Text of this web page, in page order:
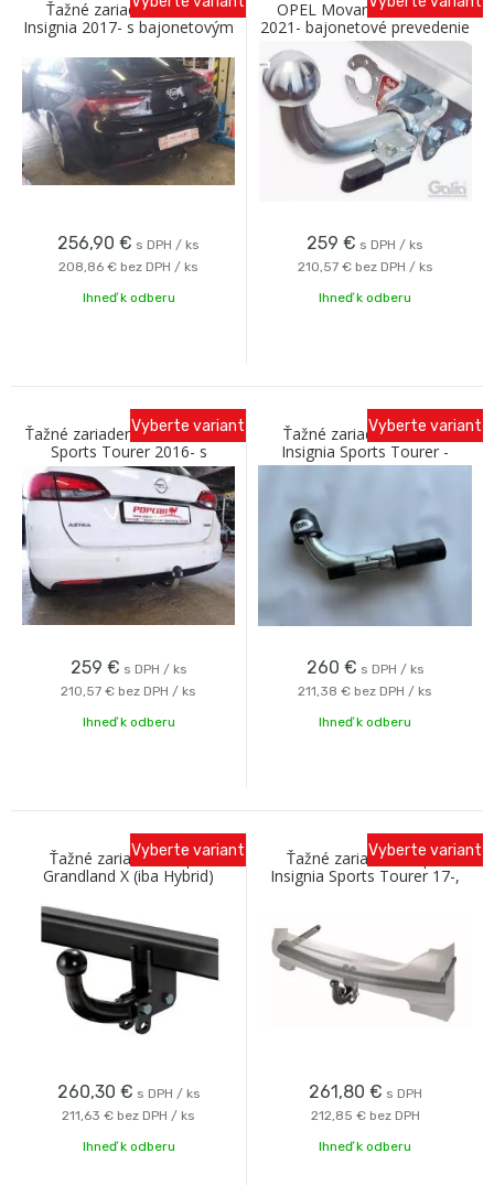
Ťažné zariadenie OPEL
Insignia 2017- s bajonetovým
odnímaním C Galia
256,90 € s DPH / ks
208,86 € bez DPH / ks
Ihneď k odberu
OPEL Movano, dodávka,
2021- bajonetové prevedenie
C
259 € s DPH / ks
210,57 € bez DPH / ks
Ihneď k odberu
Ťažné zariadenie OPEL Astra
Sports Tourer 2016- s
bajonetovým odnímaním C
259 € s DPH / ks
210,57 € bez DPH / ks
Vyberte variant
Ihneď k odberu
Ťažné zariadenie OPEL
Insignia Sports Tourer -
kombi 2017- s bajonetovým
260 € s DPH / ks
211,38 € bez DPH / ks
Vyberte variant
Ihneď k odberu
Ťažné zariadenie Opel
Grandland X (iba Hybrid)
01/2020- so skrutkovým
odnímaním Oris
260,30 € s DPH / ks
211,63 € bez DPH / ks
Vyberte variant
Ihneď k odberu
Ťažné zariadenie Opel
Insignia Sports Tourer 17-,
261,80 € s DPH
212,85 € bez DPH
Vyberte variant
Ihneď k odberu